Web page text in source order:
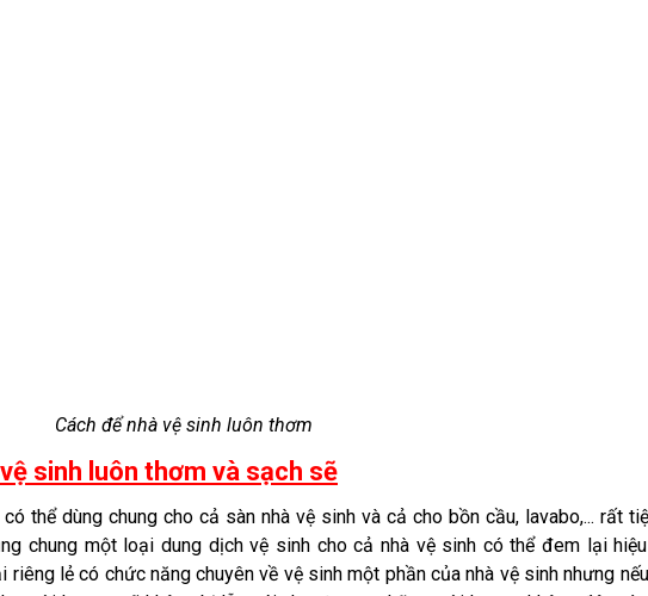
Cách để nhà vệ sinh luôn thơm
sinh luôn thơm và sạch sẽ
thể dùng chung cho cả sàn nhà vệ sinh và cả cho bồn cầu, lavabo,... rất
chung một loại dung dịch vệ sinh cho cả nhà vệ sinh có thể đem lại
lẻ có chức năng chuyên về vệ sinh một phần của nhà vệ sinh nhưng